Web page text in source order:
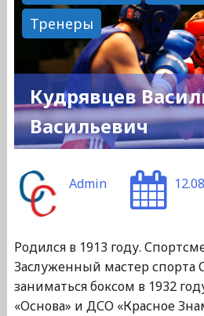
Тренеры
Кудрявцев
Васильевич
Admin
Родился в 1913 году.
Заслуженный мастер спорта
заниматься боксом в 1932
«Основа» и ДСО «Красное